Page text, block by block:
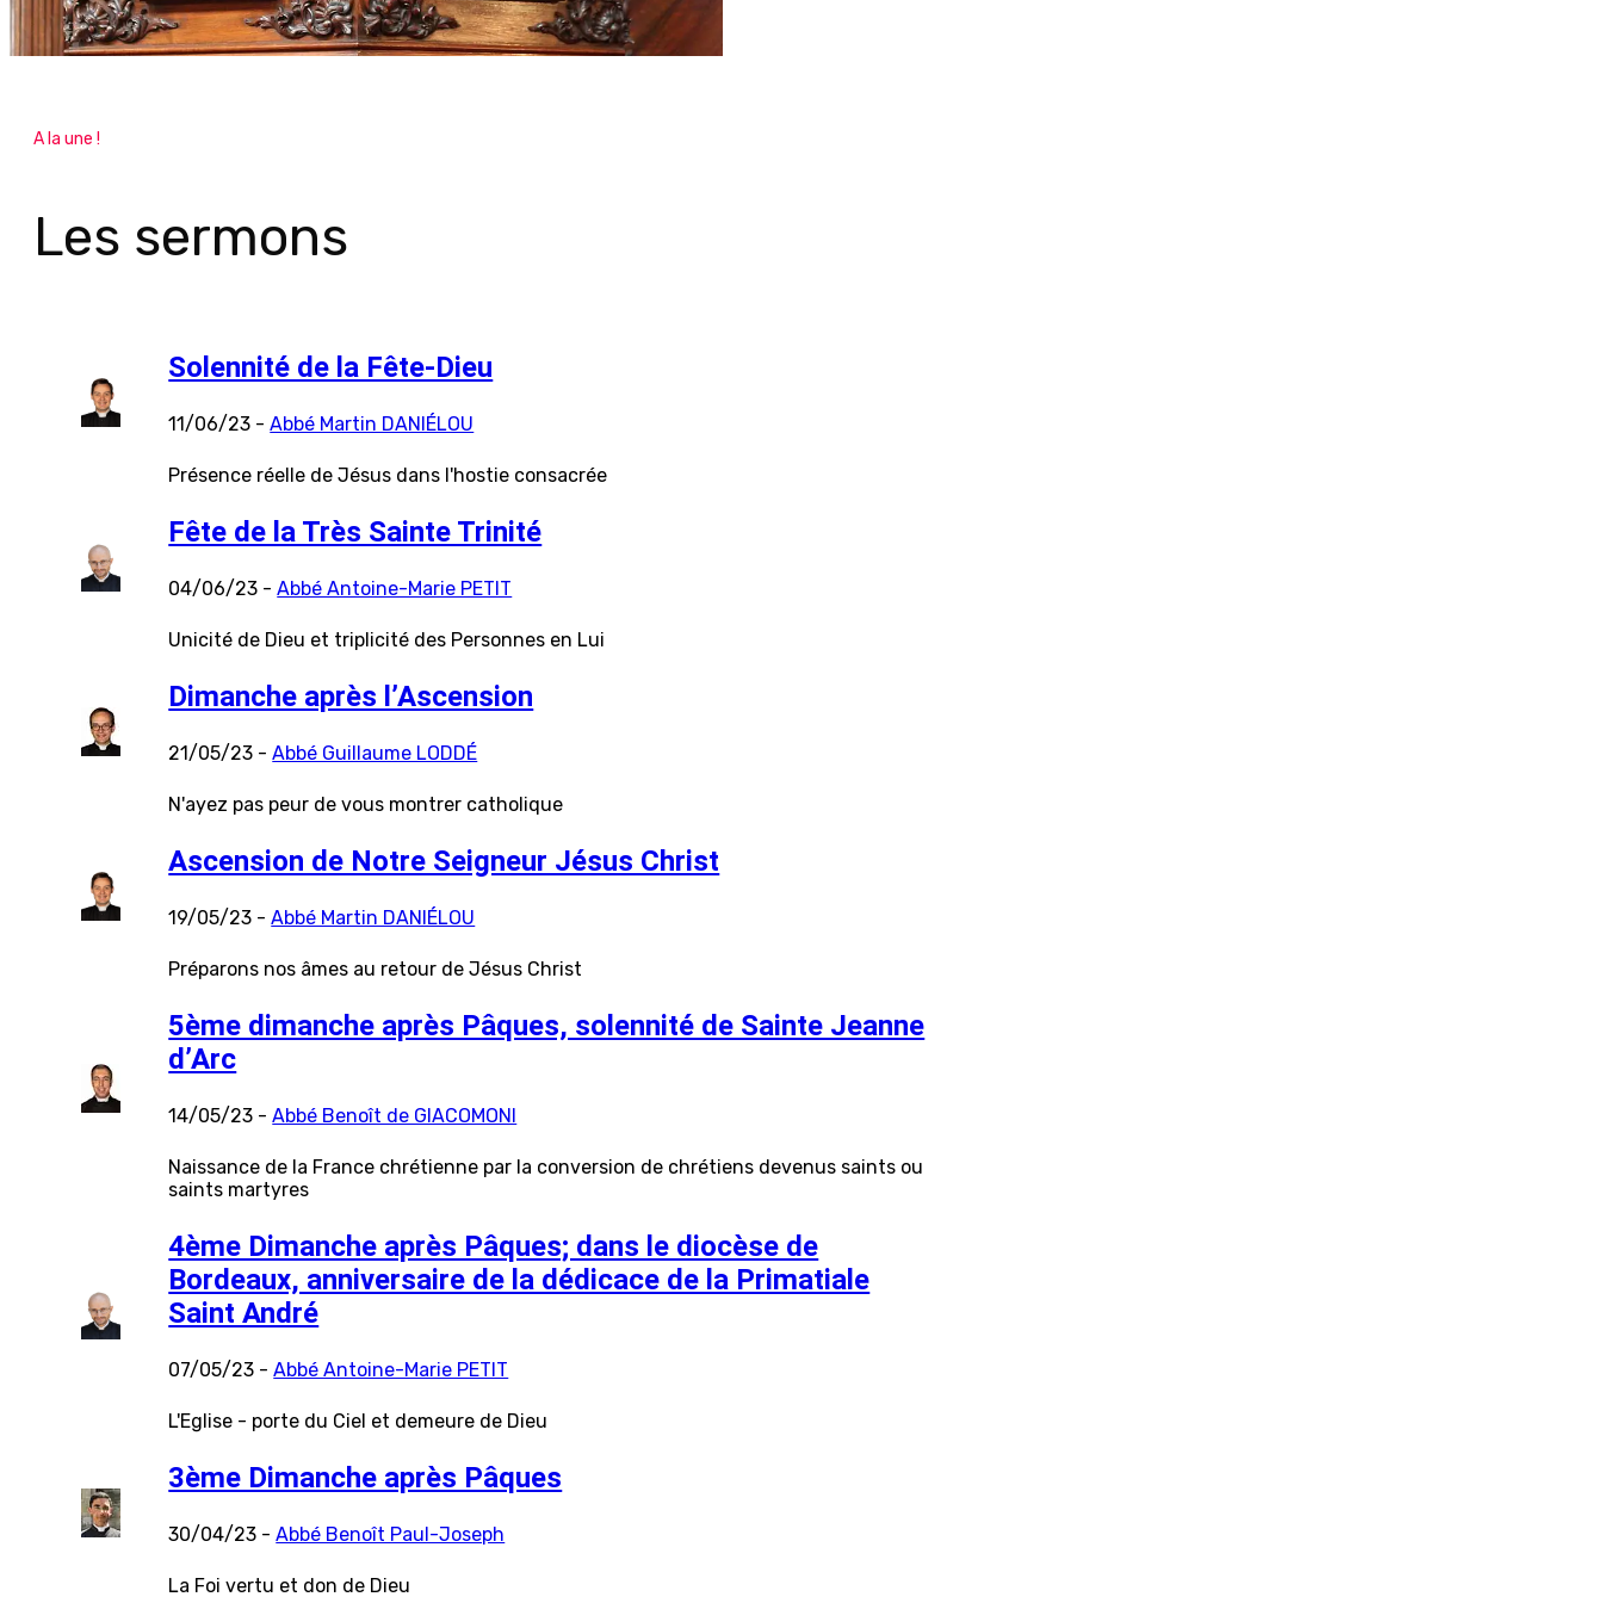
A la une !
Les sermons
Solennité de la Fête-Dieu
11/06/23 -Abbé Martin DANIÉLOU
Présence réelle de Jésus dans l'hostie consacrée
Fête de la Très Sainte Trinité
04/06/23 -Abbé Antoine-Marie PETIT
Unicité de Dieu et triplicité des Personnes en Lui
Dimanche après l’Ascension
21/05/23 -Abbé Guillaume LODDÉ
N'ayez pas peur de vous montrer catholique
Ascension de Notre Seigneur Jésus Christ
19/05/23 -Abbé Martin DANIÉLOU
Préparons nos âmes au retour de Jésus Christ
5ème dimanche après Pâques, solennité de Sainte Jeanne
d’Arc
14/05/23 -Abbé Benoît de GIACOMONI
Naissance de la France chrétienne par la conversion de chrétiens devenus saints ou
saints martyres
4ème Dimanche après Pâques; dans le diocèse de
Bordeaux, anniversaire de la dédicace de la Primatiale
Saint André
07/05/23 -Abbé Antoine-Marie PETIT
L'Eglise - porte du Ciel et demeure de Dieu
3ème Dimanche après Pâques
30/04/23 -Abbé Benoît Paul-Joseph
La Foi vertu et don de Dieu